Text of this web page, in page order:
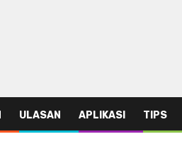
ULASAN APLIKASI TIPS